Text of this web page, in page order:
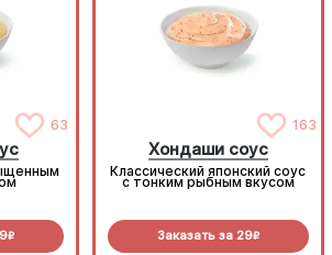
63
R
163
Хондаши соус
Классический японский соус
с тонким рыбным вкусом
Заказать за 29R